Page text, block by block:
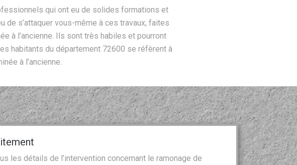
qui ont eu de solides formations et
de s’attaquer vous-même à ces travaux, faites
à l’ancienne. Ils sont très habiles et pourront
habitants du département 72600 se réfèrent à
à l’ancienne.
les détails de l’intervention concernant le ramonage de